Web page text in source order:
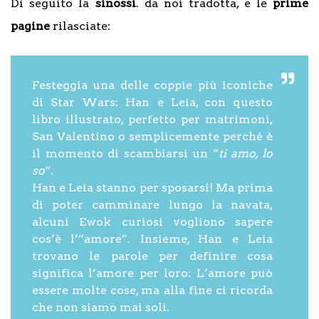
Di seguito la sinossi. da noi tradotta, e le prime
pagine rilasciate:
Festeggia una delle coppie più iconiche
di Star Wars: Han e Leia, con questo
libro illustrato, perfetto per matrimoni,
San Valentino o semplicemente perché è
il momento di scambiarsi un “ti amo, lo
so“.
Han e Leia stanno per sposarsi! Ma prima
di poter camminare lungo la navata,
alcuni Ewok curiosi vogliono sapere
cos’è l’”amore”. Insieme, Han e Leia
trovano le parole per definire cosa
significa l’amore per loro: L’amore può
essere molte cose, ma alla fine ci ricorda
che non siamo mai soli.